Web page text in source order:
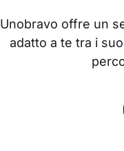
Unobravo offre un
adatto a te tra i